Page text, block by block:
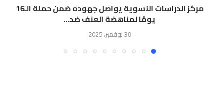
مركز الدراسات النسوية يواصل جهوده ضمن حملة الـ16
يومًا لمناهضة العنف ضد...
30 نوفمبر، 2025